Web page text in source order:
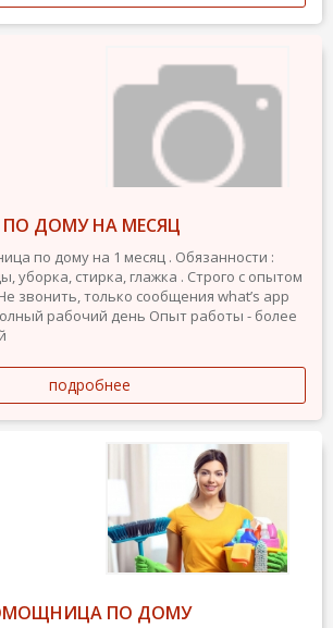
ДОМУ НА МЕСЯЦ
по дому на 1 месяц . Обязанности :
уборка, стирка, глажка . Строго с опытом
звонить, только сообщения what’s app
рабочий день Опыт работы - более
подробнее
ПО ДОМУ